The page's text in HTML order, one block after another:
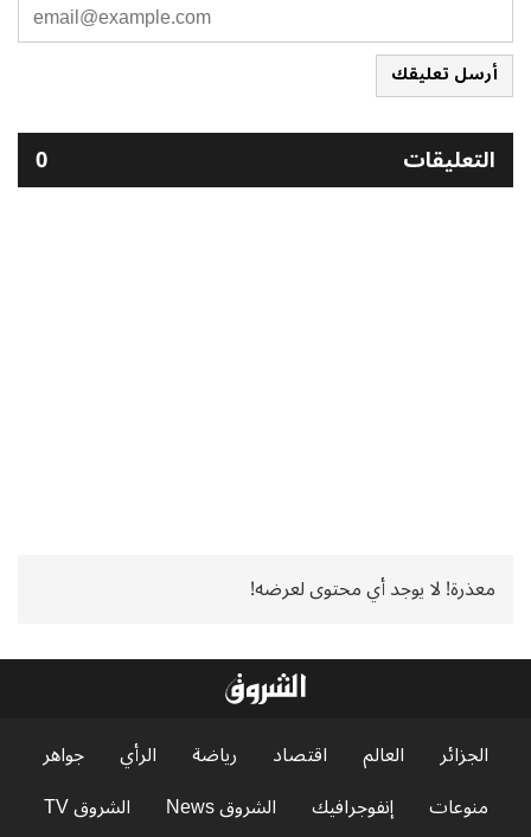
أرسل تعليقك
التعليقات 0
معذرة! لا يوجد أي محتوى لعرضه!
الجزائر العالم اقتصاد رياضة الرأي
جواهر
منوعات
إنفوجرافيك الشروق News الشروق TV